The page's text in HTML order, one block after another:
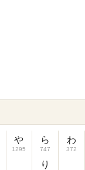
や
1295
ら
747
り
わ
372